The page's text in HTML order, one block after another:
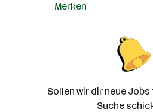
Merken
Sollen wir dir neue
Suche